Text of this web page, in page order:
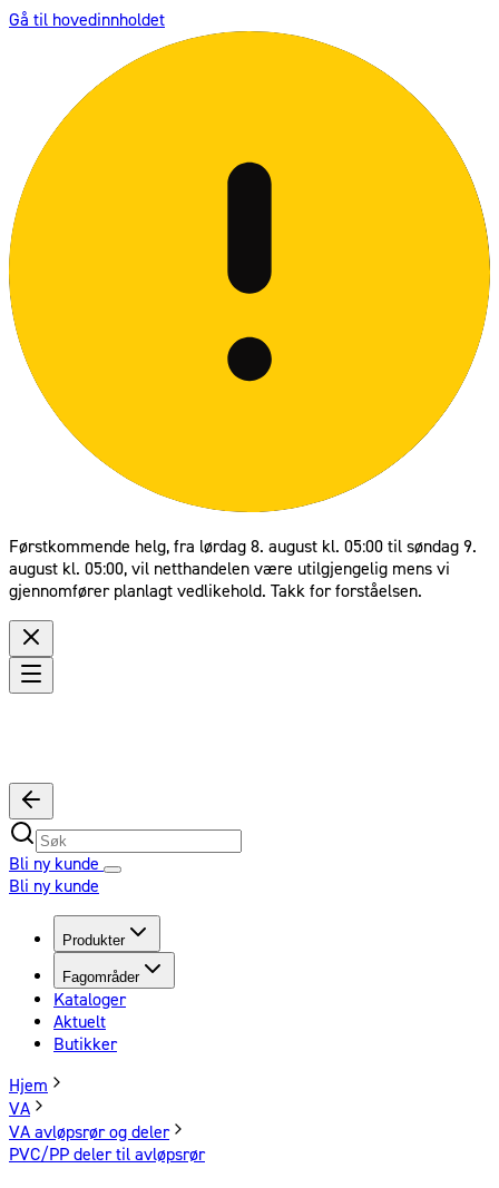
Gå til hovedinnholdet
Førstkommende helg, fra lørdag 8. august kl. 05:00 til søndag 9.
august kl. 05:00, vil netthandelen være utilgjengelig mens vi
gjennomfører planlagt vedlikehold. Takk for forståelsen.
Bli ny kunde
Bli ny kunde
Produkter
Fagområder
Kataloger
Aktuelt
Butikker
Hjem
VA
VA avløpsrør og deler
PVC/PP deler til avløpsrør